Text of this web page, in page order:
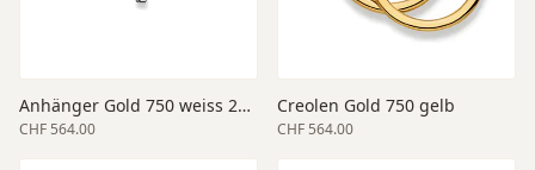
Anhänger Gold 750 weiss 20 x 11 x 3 mm
CHF 564.00
Creolen Gold 750 gelb
CHF 564.00